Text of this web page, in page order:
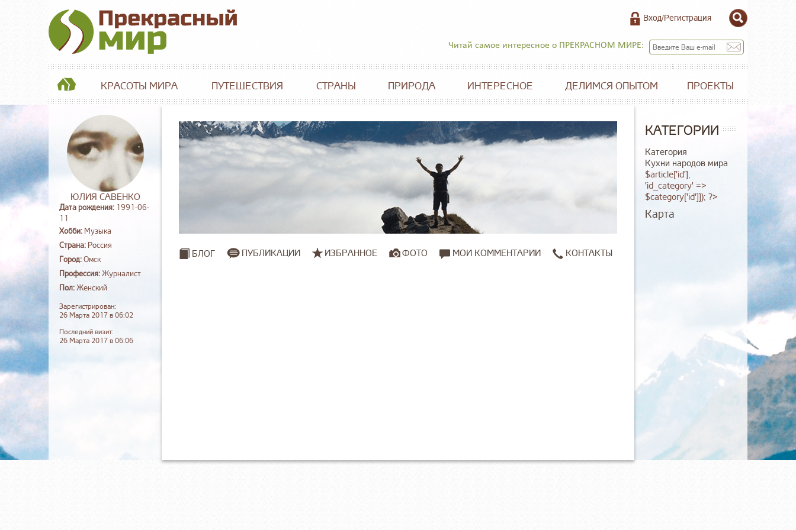
Вход/Регистрация
Читай самое интересное о ПРЕКРАСНОМ МИРЕ:
КРАСОТЫ МИРА ПУТЕШЕСТВИЯ СТРАНЫ ПРИРОДА ИНТЕРЕСНОЕ ДЕЛИМСЯ ОПЫТОМ ПРОЕКТЫ
ЮЛИЯ САВЕНКО
Дата рождения: 1991-06-
11
Хобби: Музыка
Страна: Россия
Город:Омск
Профессия:Журналист
Пол:Женский
Зарегистрирован:
26 Марта 2017 в 06:02
Последний визит:
26 Марта 2017 в 06:06
БЛОГ ПУБЛИКАЦИИ ИЗБРАННОЕ ФОТО МОИ КОММЕНТАРИИ КОНТАКТЫ
КАТЕГОРИИ
Категория
Кухни народов мира
$article['id'],
'id_category' =>
$category['id']]); ?>
Карта